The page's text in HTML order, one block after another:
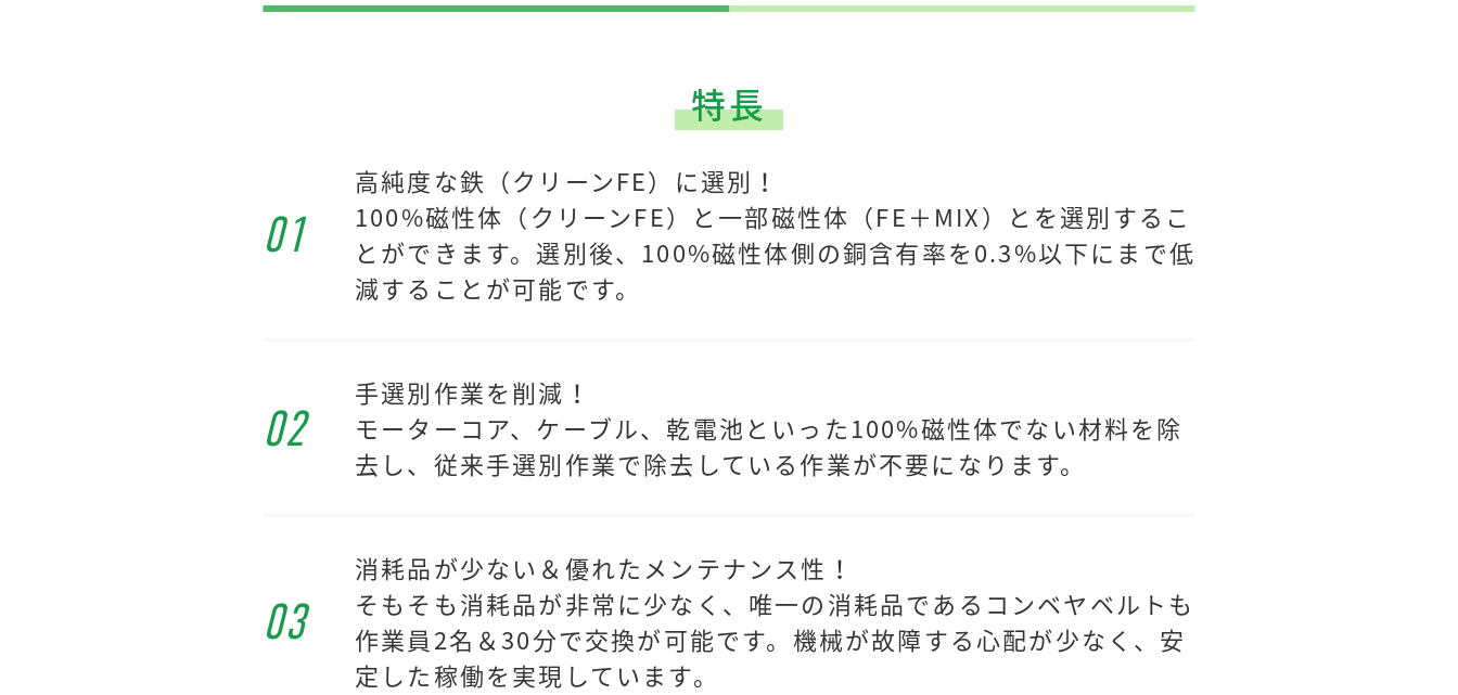
特長
01
高純度な鉄（クリーンFE）に選別！
100%磁性体（クリーンFE）と一部磁性体（FE＋MIX）とを選別するこ
とができます。選別後、100%磁性体側の銅含有率を0.3%以下にまで低
減することが可能です。
02
手選別作業を削減！
モーターコア、ケーブル、乾電池といった100%磁性体でない材料を除
去し、従来手選別作業で除去している作業が不要になります。
03
消耗品が少ない＆優れたメンテナンス性！
そもそも消耗品が非常に少なく、唯一の消耗品であるコンベヤベルトも
作業員2名＆30分で交換が可能です。機械が故障する心配が少なく、安
定した稼働を実現しています。